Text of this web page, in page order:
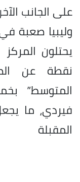
على الجانب
وليبيا صعبة
يحتلون
نقطة عن
المتوسط”
فيردي، ما
المقبلة